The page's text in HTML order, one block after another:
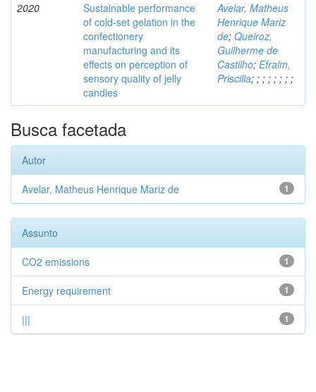
2020
Sustainable performance
of cold-set gelation in the
confectionery
manufacturing and its
effects on perception of
sensory quality of jelly
candies
Avelar, Matheus
Henrique Mariz
de; Queiroz,
Guilherme de
Castilho; Efraim,
Priscilla; ; ; ; ; ; ; ;
Busca facetada
Autor
1
Avelar, Matheus Henrique Mariz de
Assunto
1
CO2 emissions
1
Energy requirement
1
|||